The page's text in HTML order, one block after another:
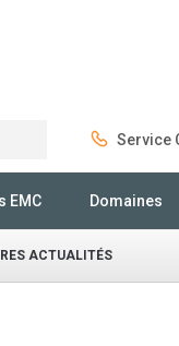
Service
EMC Domaines
ACTUALITÉS